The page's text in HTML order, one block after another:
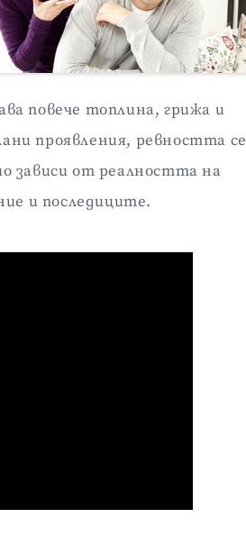
повече топлина, грижа и
проявления, ревността се
зависи от реалността на
и последиците.